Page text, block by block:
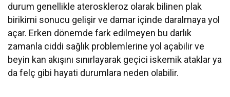
durum genellikle ateroskleroz olarak bilinen plak
birikimi sonucu gelişir ve damar içinde daralmaya yol
açar. Erken dönemde fark edilmeyen bu darlık
zamanla ciddi sağlık problemlerine yol açabilir ve
beyin kan akışını sınırlayarak geçici iskemik ataklar ya
da felç gibi hayati durumlara neden olabilir.